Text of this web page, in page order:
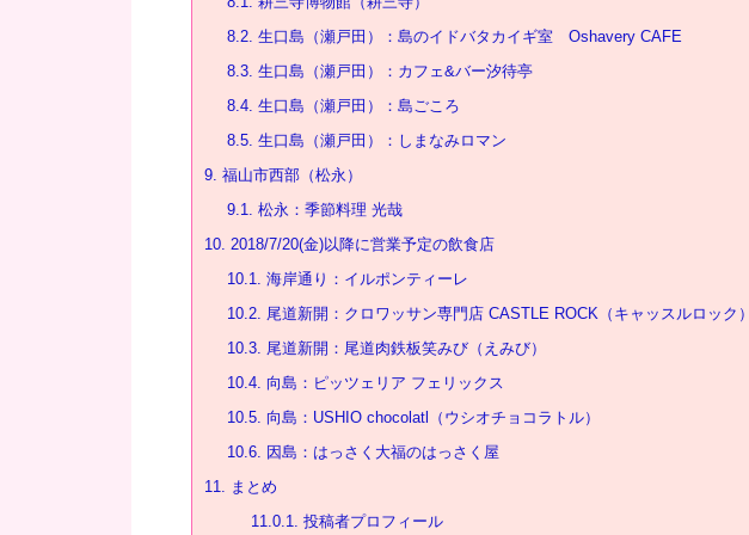
8.2. 生口島（瀬戸田）：島のイドバタカイギ室 Oshavery CAFE
8.3. 生口島（瀬戸田）：カフェ&バー汐待亭
8.4. 生口島（瀬戸田）：島ごころ
8.5. 生口島（瀬戸田）：しまなみロマン
9. 福山市西部（松永）
9.1. 松永：季節料理 光哉
10. 2018/7/20(金)以降に営業予定の飲食店
10.1. 海岸通り：イルポンティーレ
10.2. 尾道新開：クロワッサン専門店 CASTLE ROCK（キャッスルロック）
10.3. 尾道新開：尾道肉鉄板笑みび（えみび）
10.4. 向島：ピッツェリア フェリックス
10.5. 向島：USHIO chocolatl（ウシオチョコラトル）
10.6. 因島：はっさく大福のはっさく屋
11. まとめ
11.0.1. 投稿者プロフィール